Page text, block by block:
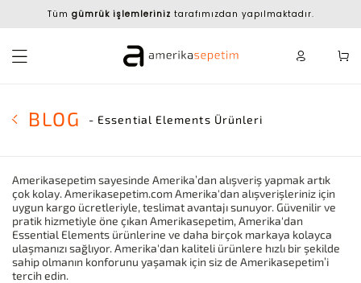
Tüm gümrük işlemleriniz tarafımızdan yapılmaktadır.
BLOG - Essential Elements Ürünleri
Amerikasepetim sayesinde Amerika’dan alışveriş yapmak artık
çok kolay. Amerikasepetim.com Amerika'dan alışverişleriniz için
uygun kargo ücretleriyle, teslimat avantajı sunuyor. Güvenilir ve
pratik hizmetiyle öne çıkan Amerikasepetim, Amerika'dan
Essential Elements ürünlerine ve daha birçok markaya kolayca
ulaşmanızı sağlıyor. Amerika'dan kaliteli ürünlere hızlı bir şekilde
sahip olmanın konforunu yaşamak için siz de Amerikasepetim’i
tercih edin.